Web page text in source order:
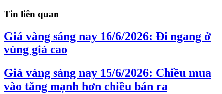
Tin liên quan
Giá vàng sáng nay 16/6/2026: Đi ngang ở
vùng giá cao
Giá vàng sáng nay 15/6/2026: Chiều mua
vào tăng mạnh hơn chiều bán ra